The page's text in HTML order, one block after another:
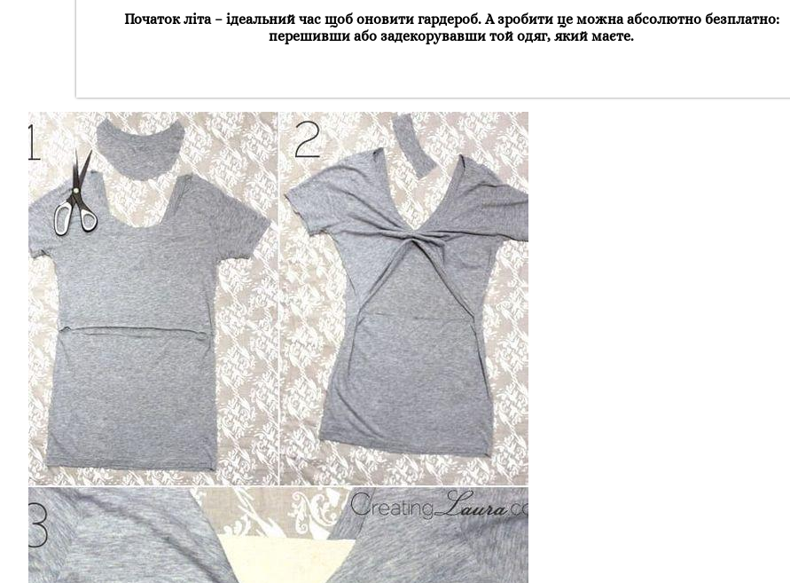
Початок літа – ідеальний час щоб оновити гардероб. А зробити це можна абсолютно безплатно:
перешивши або задекорувавши той одяг, який маєте.